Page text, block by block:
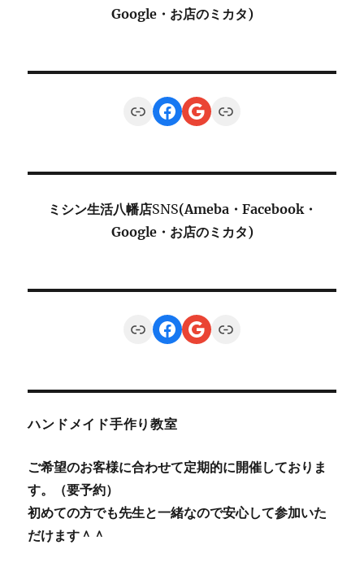
Google・お店のミカタ)
LinkFacebook
Google
Link
ミシン生活八幡店SNS(Ameba・Facebook・
Google・お店のミカタ)
LinkFacebook
Google
Link
ハンドメイド手作り教室
ご希望のお客様に合わせて定期的に開催しておりま
す。（要予約）
初めての方でも先生と一緒なので安心して参加いた
だけます＾＾